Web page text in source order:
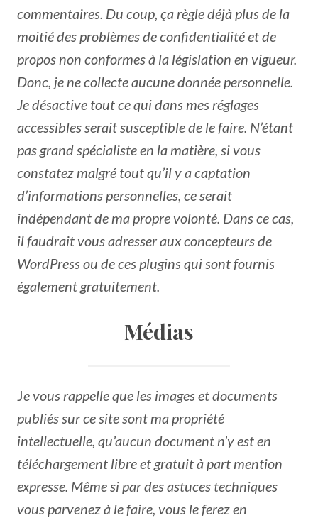
commentaires. Du coup, ça règle déjà plus de la
moitié des problèmes de confidentialité et de
propos non conformes à la législation en vigueur.
Donc, je ne collecte aucune donnée personnelle.
Je désactive tout ce qui dans mes réglages
accessibles serait susceptible de le faire. N’étant
pas grand spécialiste en la matière, si vous
constatez malgré tout qu’il y a captation
d’informations personnelles, ce serait
indépendant de ma propre volonté. Dans ce cas,
il faudrait vous adresser aux concepteurs de
WordPress ou de ces plugins qui sont fournis
également gratuitement.
Médias
Je vous rappelle que les images et documents
publiés sur ce site sont ma propriété
intellectuelle, qu’aucun document n’y est en
téléchargement libre et gratuit à part mention
expresse. Même si par des astuces techniques
vous parvenez à le faire, vous le ferez en